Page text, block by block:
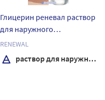
Глицерин реневал раствор
для наружного
применения 25 мл тюбик-
капельница
RENEWAL
раствор для наружного применения